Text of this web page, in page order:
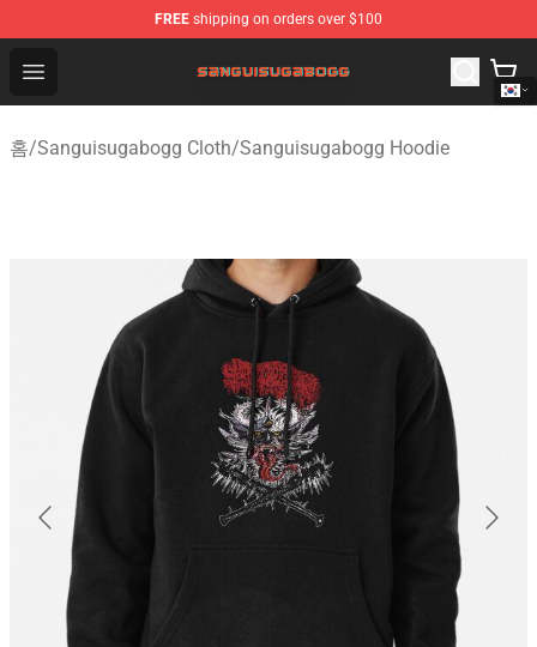
FREE shipping on orders over $100
Open menu
Sanguisugabogg Store - Official Sanguisugabogg
홈/Sanguisugabogg Cloth/Sanguisugabogg Hoodie